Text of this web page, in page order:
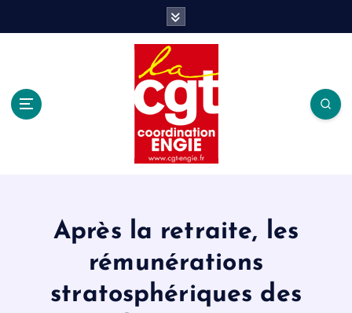
Après la retraite, les
rémunérations
stratosphériques des